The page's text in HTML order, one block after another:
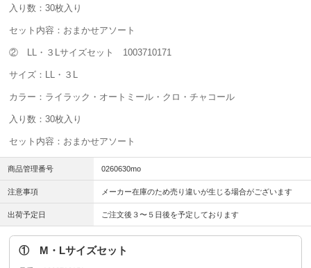
入り数：30枚入り
セット内容：おまかせアソート
② LL・３Lサイズセット 1003710171
サイズ：LL・３L
カラー：ライラック・オートミール・クロ・チャコール
入り数：30枚入り
セット内容：おまかせアソート
商品管理番号 0260630mo
注意事項 メーカー在庫のため売り違いが生じる場合がございます
出荷予定日 ご注文後３〜５日後を予定しております
① M・Lサイズセット